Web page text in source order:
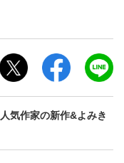
気作家の新作&よみき